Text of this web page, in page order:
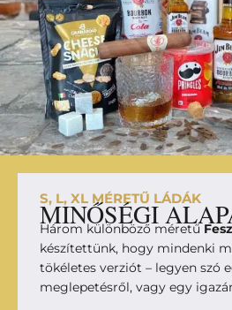
S, L, XL MÉRETŰ LÁDÁK
MINŐSÉGI
Három különböző méretű
készítettünk, hogy mindenki
tökéletes verziót – legyen szó
meglepetésről, vagy egy